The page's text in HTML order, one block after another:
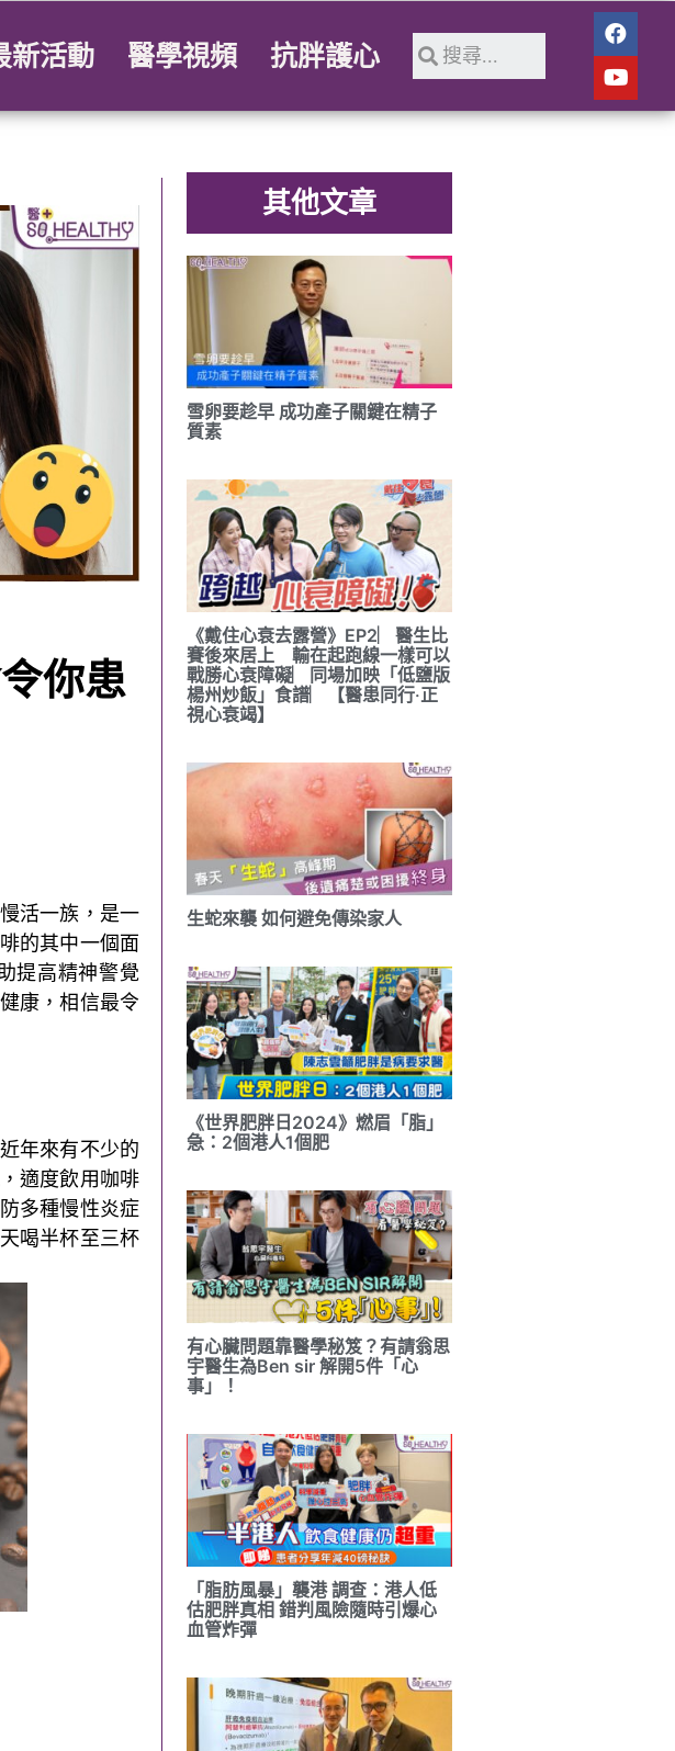
新活動 醫學視頻 抗胖護心
你患
活一族，是一
的其中一個面
提高精神警覺
康，相信最令
年來有不少的
適度飲用咖啡
多種慢性炎症
喝半杯至三杯
其他文章
雪卵要趁早 成功產子關鍵在精子
質素
《戴住心衰去露營》EP2︳醫生比
賽後來居上 輸在起跑線一樣可以
戰勝心衰障礙︳同場加映「低鹽版
楊州炒飯」食譜︳【醫患同行‧正
視心衰竭】
生蛇來襲 如何避免傳染家人
《世界肥胖日2024》燃眉「脂」
急：2個港人1個肥
有心臟問題靠醫學秘笈？有請翁思
宇醫生為Ben sir 解開5件「心
事」！
「脂肪風暴」襲港 調查：港人低
估肥胖真相 錯判風險隨時引爆心
血管炸彈